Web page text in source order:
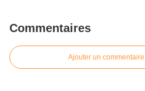
Commentaires
Ajouter un commentaire